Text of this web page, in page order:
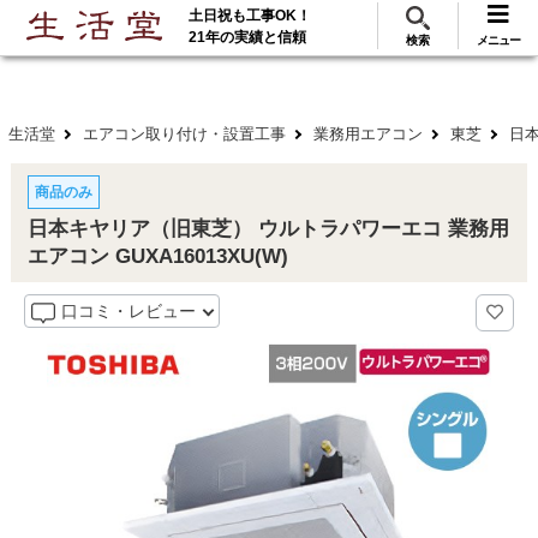
ご利用 288万･工事実績117万件! 無料見積
土日祝も工事OK！
21年の実績と信頼
検索 メニュー
生活堂 エアコン取り付け・設置工事 業務用エアコン 東芝 日
商品のみ
日本キヤリア（旧東芝） ウルトラパワーエコ 業務用
エアコン GUXA16013XU(W)
口コミ・レビュー